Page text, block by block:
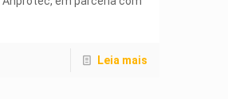
Leia mais